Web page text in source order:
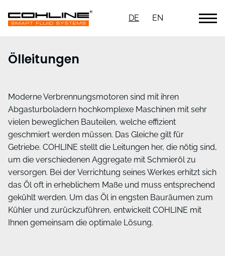
DE EN
Ölleitungen
Moderne Verbrennungsmotoren sind mit ihren
Abgasturboladern hochkomplexe Maschinen mit sehr
vielen beweglichen Bauteilen, welche effizient
geschmiert werden müssen. Das Gleiche gilt für
Getriebe. COHLINE stellt die Leitungen her, die nötig sind,
um die verschiedenen Aggregate mit Schmieröl zu
versorgen. Bei der Verrichtung seines Werkes erhitzt sich
das Öl oft in erheblichem Maße und muss entsprechend
gekühlt werden. Um das Öl in engsten Bauräumen zum
Kühler und zurückzuführen, entwickelt COHLINE mit
Ihnen gemeinsam die optimale Lösung.